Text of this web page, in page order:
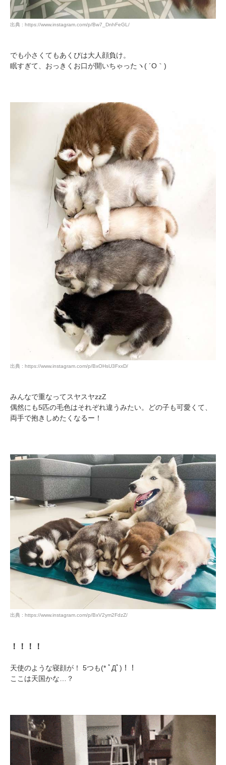
出典 : https://www.instagram.com/p/Bw7_DnhFeGL/
でも小さくてもあくびは大人顔負け。
眠すぎて、おっきくお口が開いちゃったヽ( ´O｀)ゞ
出典 : https://www.instagram.com/p/BxOHsU3FxxD/
みんなで重なってスヤスヤzzZ
偶然にも5匹の毛色はそれぞれ違うみたい。どの子も可愛くて、
両手で抱きしめたくなるー！
出典 : https://www.instagram.com/p/BxV2ym2FdzZ/
！！！！
天使のような寝顔が！ 5つも(* ﾟДﾟ)！！
ここは天国かな…？